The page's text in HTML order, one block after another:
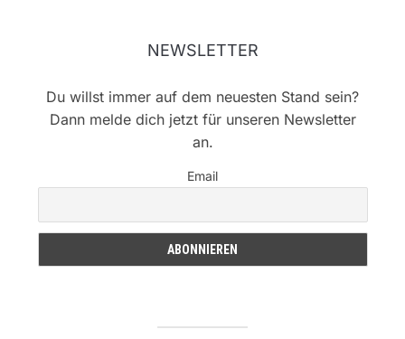
NEWSLETTER
Du willst immer auf dem neuesten Stand sein?
Dann melde dich jetzt für unseren Newsletter
an.
Email